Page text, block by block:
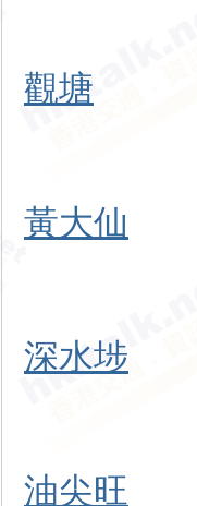
觀塘
黃大仙
深水埗
油尖旺